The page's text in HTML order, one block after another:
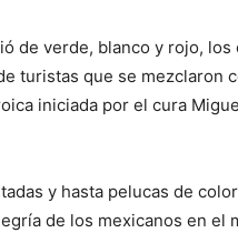
de verde, blanco y rojo,
turistas que se mezclaron
iniciada por el cura
y hasta pelucas de
de los mexicanos en el